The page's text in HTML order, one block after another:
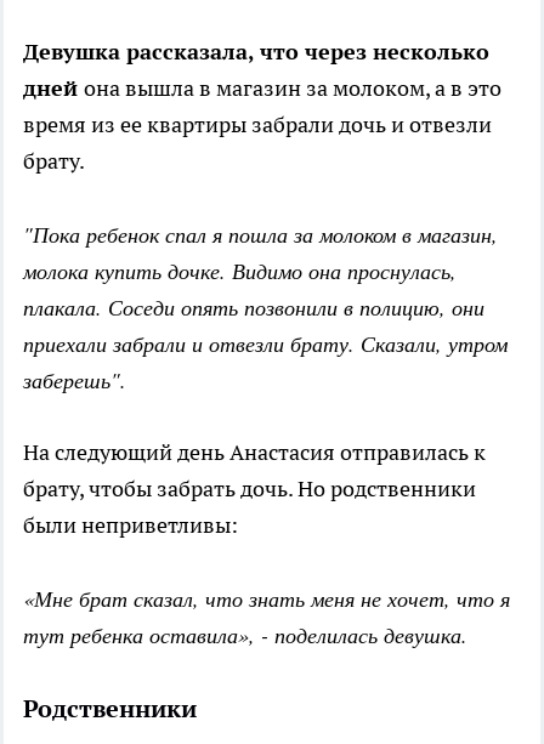
Девушка рассказала, что через несколько
дней она вышла в магазин за молоком, а в это
время из ее квартиры забрали дочь и отвезли
брату.
"Пока ребенок спал я пошла за молоком в магазин,
молока купить дочке. Видимо она проснулась,
плакала. Соседи опять позвонили в полицию, они
приехали забрали и отвезли брату. Сказали, утром
заберешь".
На следующий день Анастасия отправилась к
брату, чтобы забрать дочь. Но родственники
были неприветливы:
«Мне брат сказал, что знать меня не хочет, что я
тут ребенка оставила», - поделилась девушка.
Родственники